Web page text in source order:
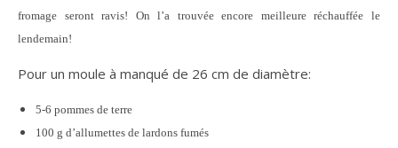
fromage seront ravis! On l’a trouvée encore meilleure réchauffée le
lendemain!
Pour un moule à manqué de 26 cm de diamètre:
5-6 pommes de terre
100 g d’allumettes de lardons fumés